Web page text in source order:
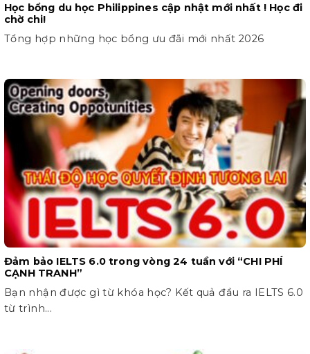
Học bổng du học Philippines cập nhật mới nhất ! Học đi
chờ chi!
Tổng hợp những học bổng ưu đãi mới nhất 2026
Đảm bảo IELTS 6.0 trong vòng 24 tuần với “CHI PHÍ
CẠNH TRANH”
Bạn nhận được gì từ khóa học? Kết quả đầu ra IELTS 6.0
từ trình...